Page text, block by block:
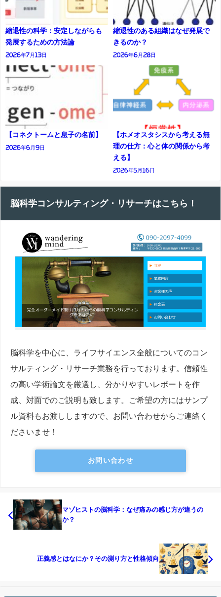
縮退性の科学：安定しながらも
発展するための方法論
2026年7月13日
縮退性のある組織はなぜ発展で
きるのか？
2026年6月28日
【コネクトームと息子の名前】
2026年6月9日
【ホメオスタシスから考える無
理の仕方：心と体の関係から考
える】
2026年5月16日
脳科学コンサルティング・リサーチはこちら！
脳科学を中心に、ライフサイエンス全般についてのコン
サルティング・リサーチ業務を行っております。信頼性
の高い学術論文を厳選し、分かりやすいレポートを作
成、対面でのご説明も致します。ご希望の方にはサンプ
ル資料もお渡ししますので、お問い合わせからご連絡く
ださいませ！
お問い合わせ
マゾヒストの脳科学：なぜ痛みの感じ方が違うの
か？
正義感とはなにか？その測り方と性格傾向